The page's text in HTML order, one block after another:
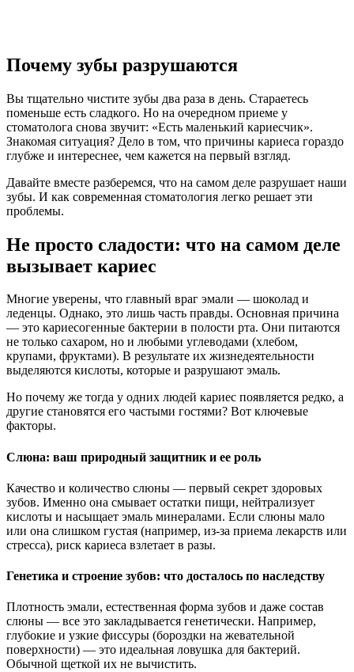
Почему зубы разрушаются
Вы тщательно чистите зубы два раза в день. Стараетесь
поменьше есть сладкого. Но на очередном приеме у
стоматолога снова звучит: «Есть маленький кариесчик».
Знакомая ситуация? Дело в том, что причины кариеса гораздо
глубже и интереснее, чем кажется на первый взгляд.
Давайте вместе разберемся, что на самом деле разрушает наши
зубы. И как современная стоматология легко решает эти
проблемы.
Не просто сладости: что на самом деле
вызывает кариес
Многие уверены, что главный враг эмали — шоколад и
леденцы. Однако, это лишь часть правды. Основная причина
— это кариесогенные бактерии в полости рта. Они питаются
не только сахаром, но и любыми углеводами (хлебом,
крупами, фруктами). В результате их жизнедеятельности
выделяются кислоты, которые и разрушают эмаль.
Но почему же тогда у одних людей кариес появляется редко, а
другие становятся его частыми гостями? Вот ключевые
факторы.
Слюна: ваш природный защитник и ее роль
Качество и количество слюны — первый секрет здоровых
зубов. Именно она смывает остатки пищи, нейтрализует
кислоты и насыщает эмаль минералами. Если слюны мало
или она слишком густая (например, из-за приема лекарств или
стресса), риск кариеса взлетает в разы.
Генетика и строение зубов: что досталось по наследству
Плотность эмали, естественная форма зубов и даже состав
слюны — все это закладывается генетически. Например,
глубокие и узкие фиссуры (бороздки на жевательной
поверхности) — это идеальная ловушка для бактерий.
Обычной щеткой их не вычистить.